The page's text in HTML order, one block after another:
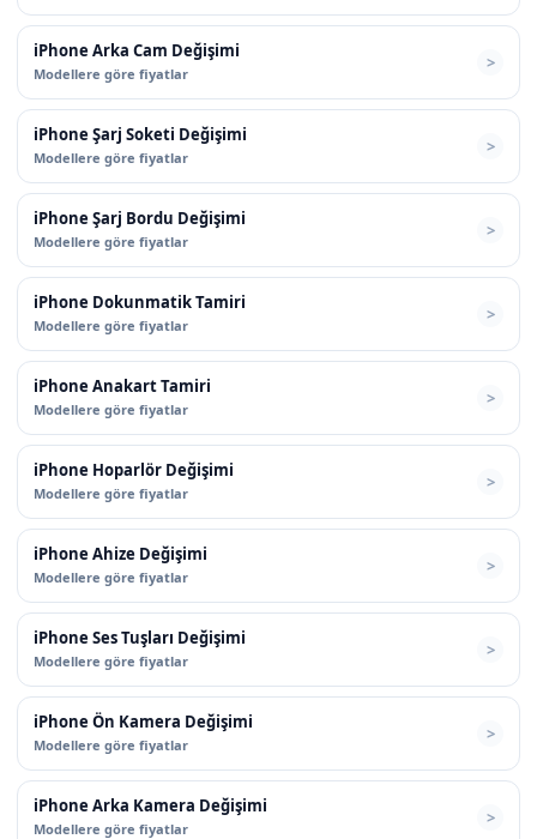
iPhone Arka Cam Değişimi
Modellere göre fiyatlar
iPhone Şarj Soketi Değişimi
Modellere göre fiyatlar
iPhone Şarj Bordu Değişimi
Modellere göre fiyatlar
iPhone Dokunmatik Tamiri
Modellere göre fiyatlar
iPhone Anakart Tamiri
Modellere göre fiyatlar
iPhone Hoparlör Değişimi
Modellere göre fiyatlar
iPhone Ahize Değişimi
Modellere göre fiyatlar
iPhone Ses Tuşları Değişimi
Modellere göre fiyatlar
iPhone Ön Kamera Değişimi
Modellere göre fiyatlar
iPhone Arka Kamera Değişimi
Modellere göre fiyatlar